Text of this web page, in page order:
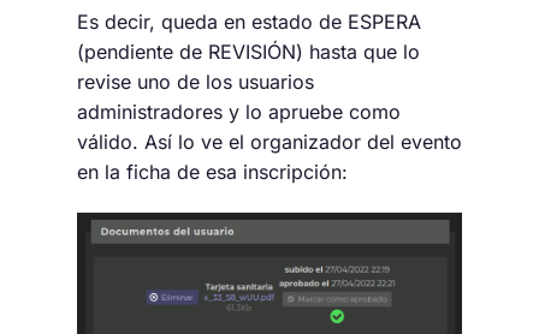
Es decir, queda en estado de ESPERA
(pendiente de REVISIÓN) hasta que lo
revise uno de los usuarios
administradores y lo apruebe como
válido. Así lo ve el organizador del evento
en la ficha de esa inscripción: